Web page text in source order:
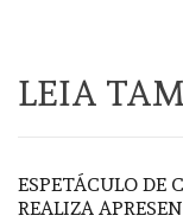
LEIA
ESPETÁCULO DE
REALIZA